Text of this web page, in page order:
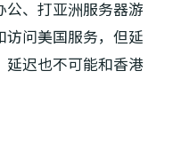
公、打亚洲服务器游
访问美国服务，但延
延迟也不可能和香港